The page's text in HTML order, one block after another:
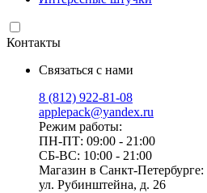
Контакты
Связаться с нами
8 (812) 922-81-08
applepack@yandex.ru
Режим работы:
ПН-ПТ: 09:00 - 21:00
СБ-ВС: 10:00 - 21:00
Магазин в Санкт-Петербурге:
ул. Рубинштейна, д. 26